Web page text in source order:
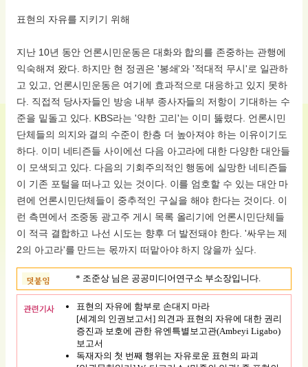
표현의 자유를 지키기 위해
지난 10년 동안 언론시민운동은 대화와 합의를 존중하는 관행에
익숙해져 왔다. 하지만 현 정권은 '봉쇄'와 '적대적 무시'로 일관하
고 있고, 언론시민운동은 여기에 효과적으로 대응하고 있지 못하
다. 직접적 당사자들인 방송 내부 종사자들의 저항이 기대하는 수
준을 밑돌고 있다. KBS라는 '약한 고리'는 이미 뚫렸다. 언론시민
단체들의 의지와 결의 수준이 한층 더 높아져야 하는 이유이기도
하다. 이미 네티즌들 사이에선 다음 아고라에 대한 다양한 대안들
이 모색되고 있다. 다음의 기회주의적인 행동에 실망한 네티즌들
이 기존 포털을 떠나고 있는 것이다. 이를 엄호할 수 있는 대안 마
련에 언론시민단체들이 중추적인 구실을 해야 한다는 것이다. 이
런 측면에서 조중동 광고주 게시 목록 올리기에 언론시민단체들
이 적극 결합하고 나선 시도는 향후 더 발전돼야 한다. '싸우는 제
2의 아고라'를 만드는 몫까지 떠맡아야 하지 않을까 싶다.
* 조준상 님은 공공미디어연구소 부소장입니다.
표현의 자유에 함부로 손대지 마라
[세계의 인권보고서] 의견과 표현의 자유에 대한 권리
증진과 보호에 관한 유엔특별보고관(Ambeyi Ligabo)
보고서
독재자의 첫 번째 행위는 자유로운 표현의 파괴